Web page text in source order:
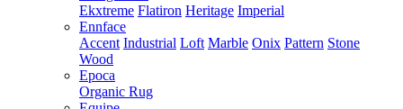
Ekxtreme Flatiron Heritage Imperial
Ennface
Accent Industrial Loft Marble Onix Pattern Stone
Wood
Epoca
Organic Rug